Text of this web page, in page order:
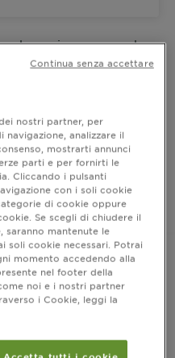
puoi avere un colore
Grazie alla sua
Naturale nutre e
gesto.
ORA
nostri partner, per
analizzare il
mostrarti annunci
parti e per fornirti le
Cliccando i pulsanti
con i soli cookie
di cookie oppure
Se scegli di chiudere il
saranno mantenute le
soli cookie necessari. Potrai
momento accedendo alla
nel footer della
noi e i nostri partner
i Cookie, leggi la
Accetta tutti i cookie
Continua senza accettare